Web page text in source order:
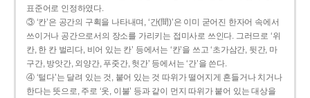
표준어로 인정하였다.
③ ‘칸’은 공간의 구획을 나타내며, ‘간(間)’은 이미 굳어진 한자어 속에서
쓰이거나 공간으로서의 장소를 가리키는 접미사로 쓰인다. 그러므로 ‘위
칸, 한 칸 벌리다, 비어 있는 칸’ 등에서는 ‘칸’을 쓰고 ‘초가삼간, 뒷간, 마
구간, 방앗간, 외양간, 푸줏간, 헛간’ 등에서는 ‘간’을 쓴다.
④ ‘털다’는 달려 있는 것, 붙어 있는 것 따위가 떨어지게 흔들거나 치거나
한다는 뜻으로, 주로 ‘옷, 이불’ 등과 같이 먼지 따위가 붙어 있는 대상을